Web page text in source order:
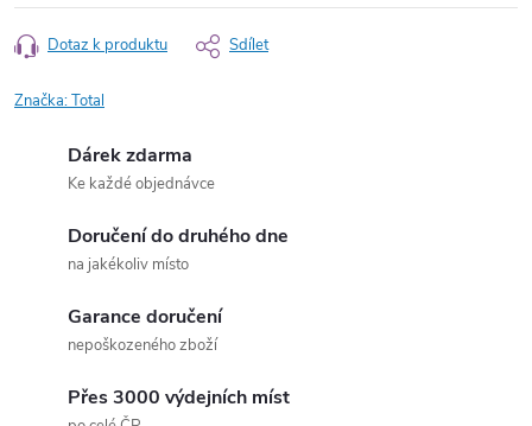
Dotaz k produktu Sdílet
Značka:Total
Dárek zdarma
Ke každé objednávce
Doručení do druhého dne
na jakékoliv místo
Garance doručení
nepoškozeného zboží
Přes 3000 výdejních míst